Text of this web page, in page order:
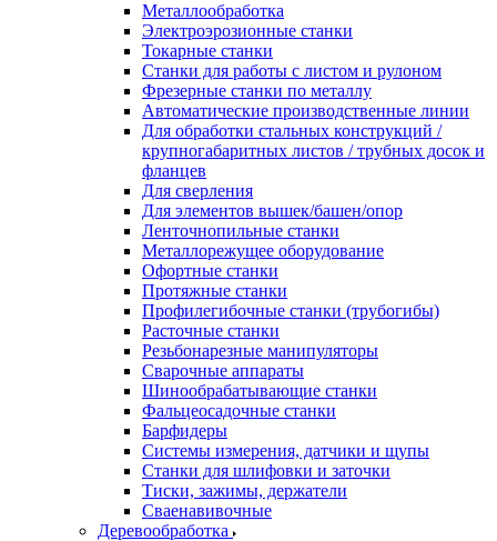
Металлообработка
Электроэрозионные станки
Токарные станки
Станки для работы с листом и рулоном
Фрезерные станки по металлу
Автоматические производственные линии
Для обработки стальных конструкций /
крупногабаритных листов / трубных досок и
фланцев
Для сверления
Для элементов вышек/башен/опор
Ленточнопильные станки
Металлорежущее оборудование
Офортные станки
Протяжные станки
Профилегибочные станки (трубогибы)
Расточные станки
Резьбонарезные манипуляторы
Сварочные аппараты
Шинообрабатывающие станки
Фальцеосадочные станки
Барфидеры
Системы измерения, датчики и щупы
Станки для шлифовки и заточки
Тиски, зажимы, держатели
Cваенавивочные
Деревообработка